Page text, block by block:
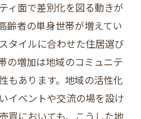
ィ面で差別化を図る動きが
齢者の単身世帯が増えてい
タイルに合わせた住居選び
の増加は地域のコミュニテ
もあります。地域の活性化
イベントや交流の場を設け